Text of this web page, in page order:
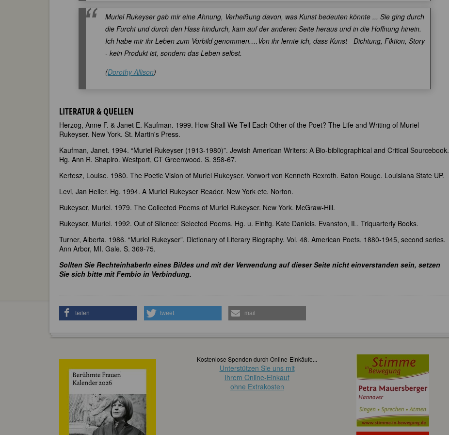
Muriel Rukeyser gab mir eine Ahnung, Verheißung davon, was Kunst bedeuten könnte ... Sie ging durch
die Furcht und durch den Hass hindurch, kam auf der anderen Seite heraus und in die Hoffnung hinein.
Ich habe mir ihr Leben zum Vorbild genommen.…Von ihr lernte ich, dass Kunst - Dichtung, Fiktion, Story
- kein Produkt ist, sondern das Leben selbst.
(Dorothy Allison)
LITERATUR & QUELLEN
Herzog, Anne F. & Janet E. Kaufman. 1999. How Shall We Tell Each Other of the Poet? The Life and Writing of Muriel
Rukeyser. New York. St. Martin's Press.
Kaufman, Janet. 1994. “Muriel Rukeyser (1913-1980)”. Jewish American Writers: A Bio-bibliographical and Critical Sourcebook.
Hg. Ann R. Shapiro. Westport, CT Greenwood. S. 358-67.
Kertesz, Louise. 1980. The Poetic Vision of Muriel Rukeyser. Vorwort von Kenneth Rexroth. Baton Rouge. Louisiana State UP.
Levi, Jan Heller. Hg. 1994. A Muriel Rukeyser Reader. New York etc. Norton.
Rukeyser, Muriel. 1979. The Collected Poems of Muriel Rukeyser. New York. McGraw-Hill.
Rukeyser, Muriel. 1992. Out of Silence: Selected Poems. Hg. u. Einltg. Kate Daniels. Evanston, IL. Triquarterly Books.
Turner, Alberta. 1986. “Muriel Rukeyser”, Dictionary of Literary Biography. Vol. 48. American Poets, 1880-1945, second series.
Ann Arbor, MI. Gale. S. 369-75.
Sollten Sie RechteinhaberIn eines Bildes und mit der Verwendung auf dieser Seite nicht einverstanden sein, setzen
Sie sich bitte mit Fembio in Verbindung.
teilen tweet mail
Kostenlose Spenden durch Online-Einkäufe...
Unterstützen Sie uns mit
Ihrem Online-Einkauf
ohne Extrakosten